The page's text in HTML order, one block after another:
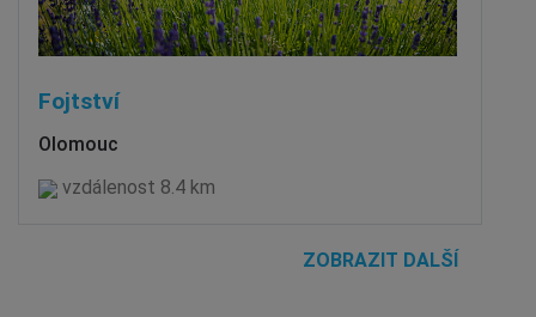
Fojtství
Olomouc
vzdálenost 8.4 km
ZOBRAZIT DALŠÍ